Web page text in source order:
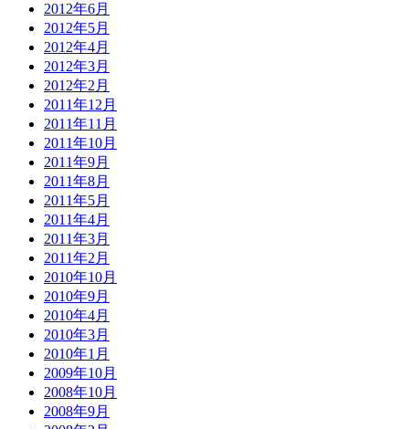
2012年6月
2012年5月
2012年4月
2012年3月
2012年2月
2011年12月
2011年11月
2011年10月
2011年9月
2011年8月
2011年5月
2011年4月
2011年3月
2011年2月
2010年10月
2010年9月
2010年4月
2010年3月
2010年1月
2009年10月
2008年10月
2008年9月